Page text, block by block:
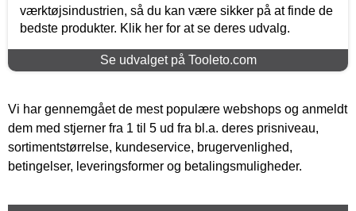
værktøjsindustrien, så du kan være sikker på at finde de
bedste produkter. Klik her for at se deres udvalg.
Se udvalget på Tooleto.com
Vi har gennemgået de mest populære webshops og anmeldt
dem med stjerner fra 1 til 5 ud fra bl.a. deres prisniveau,
sortimentstørrelse, kundeservice, brugervenlighed,
betingelser, leveringsformer og betalingsmuligheder.